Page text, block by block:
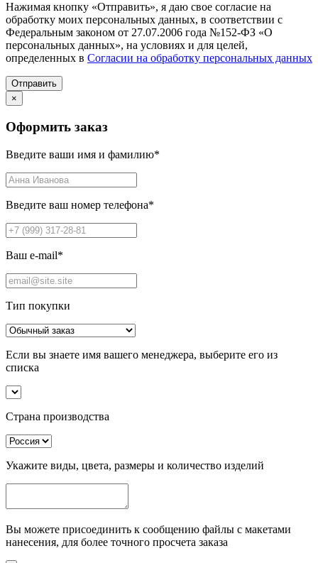
Нажимая кнопку «Отправить», я даю свое согласие на
обработку моих персональных данных, в соответствии с
Федеральным законом от 27.07.2006 года №152-ФЗ «О
персональных данных», на условиях и для целей,
определенных в Согласии на обработку персональных данных
Отправить
×
Оформить заказ
Введите ваши имя и фамилию*
Введите ваш номер телефона*
Ваш e-mail*
Тип покупки
Если вы знаете имя вашего менеджера, выберите его из
списка
Страна производства
Укажите виды, цвета, размеры и количество изделий
Вы можете присоединить к сообщению файлы с макетами
нанесения, для более точного просчета заказа